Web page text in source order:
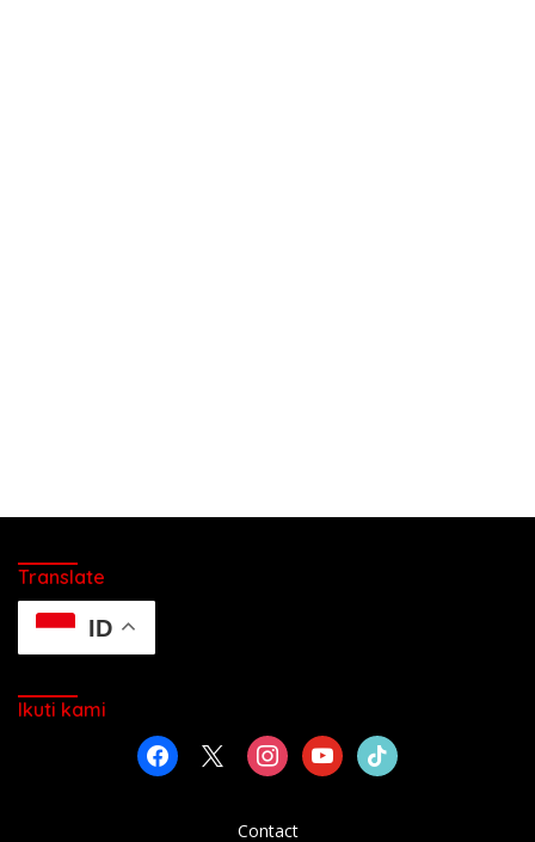
Translate
ID
Ikuti kami
facebook instagramyoutubetiktok
Contact